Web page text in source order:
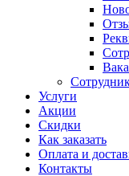
Услуги
Акции
Скидки
Как заказать
Оплата и
Контакты